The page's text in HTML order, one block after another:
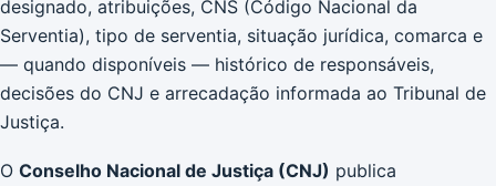
designado, atribuições, CNS (Código Nacional da
Serventia), tipo de serventia, situação jurídica, comarca e
— quando disponíveis — histórico de responsáveis,
decisões do CNJ e arrecadação informada ao Tribunal de
Justiça.
O Conselho Nacional de Justiça (CNJ) publica